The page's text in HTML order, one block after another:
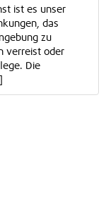
ist es unser
das
zu
verreist oder
Die